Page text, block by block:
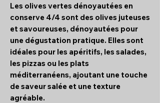
Les olives vertes dénoyautées en
conserve 4/4 sont des olives juteuses
et savoureuses, dénoyautées pour
une dégustation pratique. Elles sont
idéales pour les apéritifs, les salades,
les pizzas ou les plats
méditerranéens, ajoutant une touche
de saveur salée et une texture
agréable.